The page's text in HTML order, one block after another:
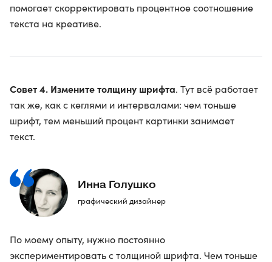
помогает скорректировать процентное соотношение
текста на креативе.
Совет 4. Измените толщину шрифта. Тут всё работает
так же, как с кеглями и интервалами: чем тоньше
шрифт, тем меньший процент картинки занимает
текст.
Инна Голушко
графический дизайнер
По моему опыту, нужно постоянно
экспериментировать с толщиной шрифта. Чем тоньше